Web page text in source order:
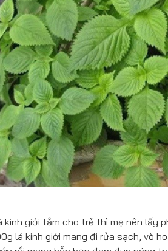
kinh giới tắm cho trẻ thì mẹ nên lấy
lá kinh giới mang đi rửa sạch, vò